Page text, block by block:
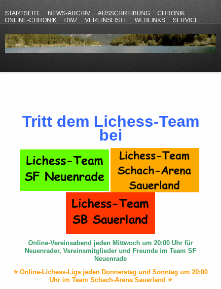
STARTSEITE NEWS-ARCHIV AUSSCHREIBUNG
CHRONIK
ONLINE-CHRONIK
DWZ VEREINSLISTE WEBLINKS
SERVICE
Tritt dem Lichess-Team
bei
Online-Vereinsabend jeden Mittwoch um 20:00 Uhr für
Neuenrader, Vereinsmitglieder und Freunde im Team SF
Neuenrade
⭐ Online-Lichess-Liga jeden Donnerstag und Sonntag um 20:00
Uhr im Team Schach-Arena Sauerland ⭐